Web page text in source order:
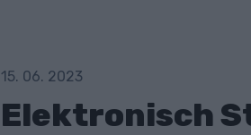
15. 06. 2023
Elektronisch